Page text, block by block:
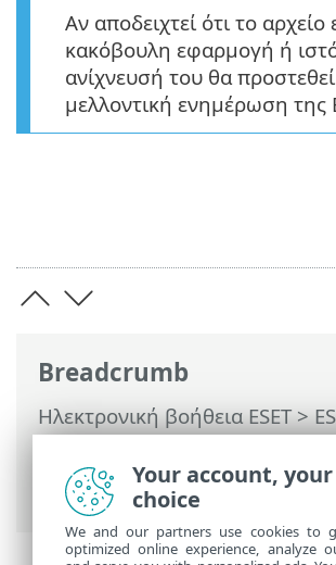
Breadcrumb
Ηλεκτρονική βοήθεια ESET>
Security Ultimate>Εργασία με
Security Ultimate>Εργαλεία>
δείγματος για ανάλυση
Αν αποδειχτεί ότι το αρχείο
κακόβουλη εφαρμογή ή
ανίχνευσή του θα
μελλοντική ενημέρωση της
Your account,
choice
We and our partners use cookies to
optimized online experience, analyze